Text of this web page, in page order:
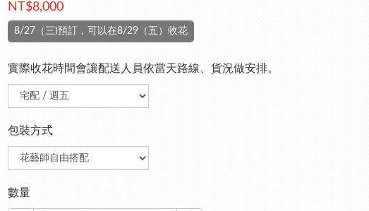
NT$8,000
8/27（三)預訂，可以在8/29（五）收花
實際收花時間會讓配送人員依當天路線、貨況做安排。
包裝方式
數量